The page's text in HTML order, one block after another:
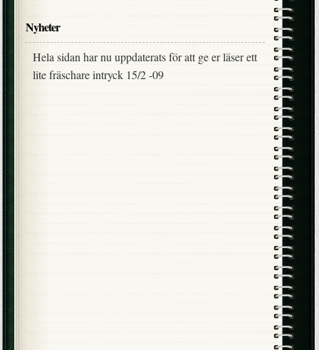
Nyheter
Hela sidan har nu uppdaterats för att ge er läser ett
lite fräschare intryck 15/2 -09